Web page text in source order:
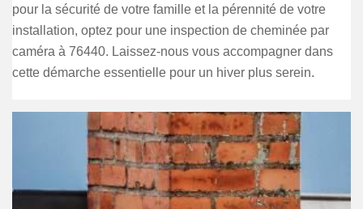
pour la sécurité de votre famille et la pérennité de votre
installation, optez pour une inspection de cheminée par
caméra à 76440. Laissez-nous vous accompagner dans
cette démarche essentielle pour un hiver plus serein.